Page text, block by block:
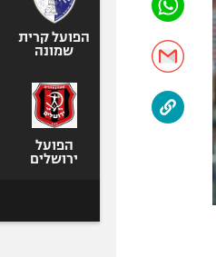
הפועל קרית
שמונה
הפועל
ירושלים